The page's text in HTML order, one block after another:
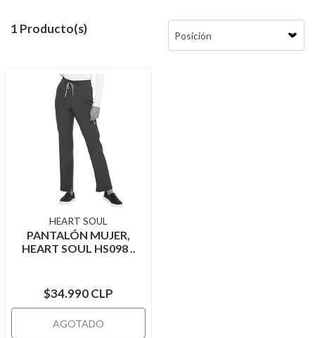
1 Producto(s)
HEART SOUL
PANTALÓN MUJER,
HEART SOUL HS098 ..
$34.990 CLP
AGOTADO